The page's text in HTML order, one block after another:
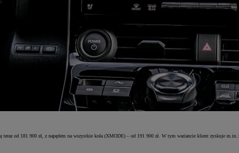
od 181 900 zł, z napędem na wszystkie koła (XMODE) – od 191 900 zł. W tym wariancie klient zyskuje m.in.: